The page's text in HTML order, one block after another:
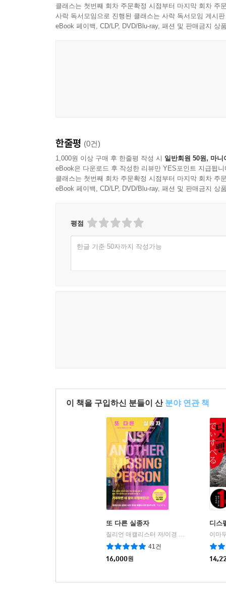
클래스는 첫번째 회차 주문확정 시점부터 마지막 회차 주
사락 독서모임으로 진행된 클래스는 사락 독서모임 게시
eBook 페이백, CD/LP, DVD/Blu-ray, 패션 및 판매금지 상
한줄평 (0건)
1,000원 이상 구매 후 한줄평 작성 시 일반회원 50원, 마니
eBook은 다운로드 후 작성한 리뷰만 YES포인트 지급됩니
클래스는 첫번째 회차 주문확정 시점부터 마지막 회차 주
eBook 페이백, CD/LP, DVD/Blu-ray, 패션 및 판매금지 상
평점
한글 기준 50자까지 작성가능
이 책을 구입하신 분들이 산 분야 연관 책
또 다른 실종자
41건
16,000원
디스